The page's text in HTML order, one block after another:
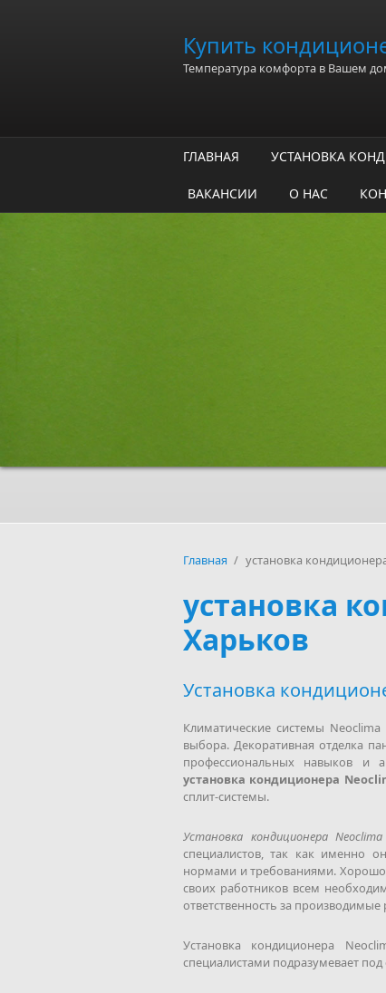
Купить
Температура комфорта в Вашем
ГЛАВНАЯ УСТАНОВКА
ВАКАНСИИ О НАС
Главная / установка
установка
Харьков
Установка
Климатические системы
выбора. Декоративная отделка
профессиональных навыков и
установка кондиционера
сплит-системы.
Установка кондиционера
специалистов, так как именно
нормами и требованиями.
своих работников всем
ответственность за
Установка кондиционера
специалистами подразумевает